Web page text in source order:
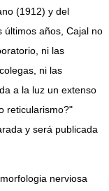
(1912) y del
últimos años, Cajal no
ni las
ni las
a la luz un extenso
reticularismo?"
y será publicada
nerviosa